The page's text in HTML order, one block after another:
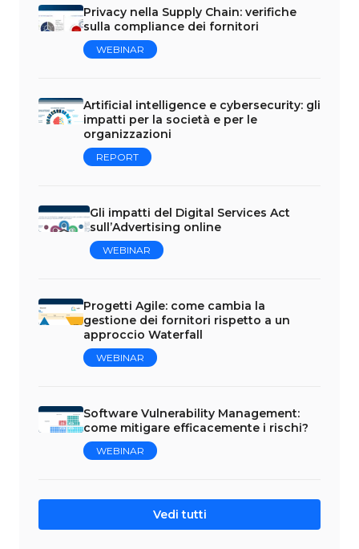
Privacy nella Supply Chain: verifiche
sulla compliance dei fornitori
WEBINAR
Artificial intelligence e cybersecurity: gli
impatti per la società e per le
organizzazioni
REPORT
Gli impatti del Digital Services Act
sull’Advertising online
WEBINAR
Progetti Agile: come cambia la
gestione dei fornitori rispetto a un
approccio Waterfall
WEBINAR
Software Vulnerability Management:
come mitigare efficacemente i rischi?
WEBINAR
Vedi tutti